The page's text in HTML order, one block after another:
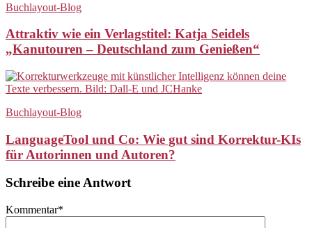
Buchlayout-Blog
Attraktiv wie ein Verlagstitel: Katja Seidels
„Kanutouren – Deutschland zum Genießen“
Buchlayout-Blog
LanguageTool und Co: Wie gut sind Korrektur-KIs
für Autorinnen und Autoren?
Schreibe eine Antwort
Kommentar*